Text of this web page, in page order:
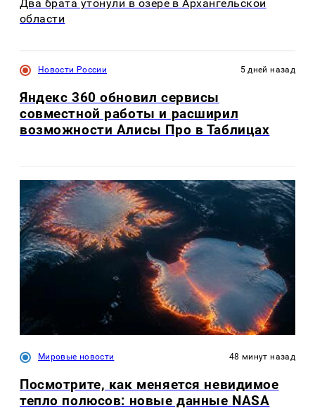
Два брата утонули в озере в Архангельской
области
Новости России 5 дней назад
Яндекс 360 обновил сервисы
совместной работы и расширил
возможности Алисы Про в Таблицах
Мировые новости 48 минут назад
Посмотрите, как меняется невидимое
тепло полюсов: новые данные NASA